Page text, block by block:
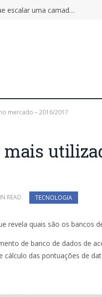
Autoscaling pode ampliar o incidente: por que escalar uma camada não aumenta a capacidade do sistema inteiro
mercado – 2016/2017
mais
READ TECNOLOGIA
revela quais são os bancos
de banco de dados de
cálculo das pontuações de